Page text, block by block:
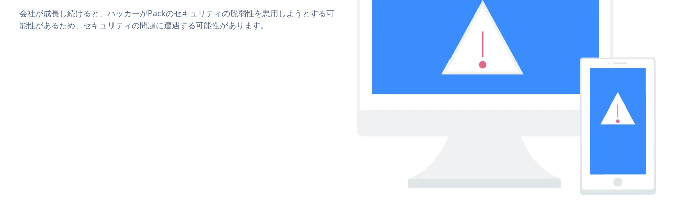
会社が成長し続けると、ハッカーがPackのセキュリティの脆弱性を悪用しようとする可
能性があるため、セキュリティの問題に遭遇する可能性があります。